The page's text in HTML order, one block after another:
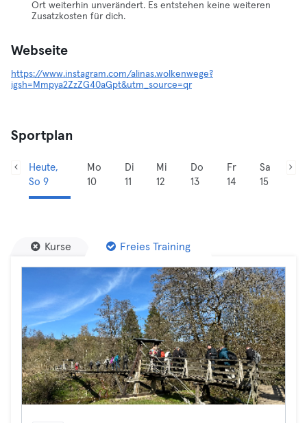
Ort weiterhin unverändert. Es entstehen keine weiteren
Zusatzkosten für dich.
Webseite
https://www.instagram.com/alinas.wolkenwege?
igsh=Mmpya2ZzZG40aGpt&utm_source=qr
Sportplan
Heute,
So 9
Mo
10
Di
11
Mi
12
Do
13
Fr
14
Sa
15
Kurse Freies Training